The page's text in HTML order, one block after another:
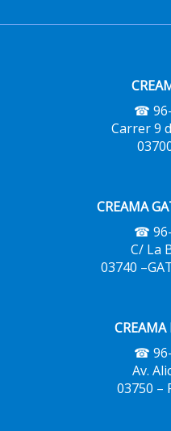
☎
Carrer 9
CREAMA
☎ 96-
C/ La
03740
CREAMA
☎
Av.
03750 –